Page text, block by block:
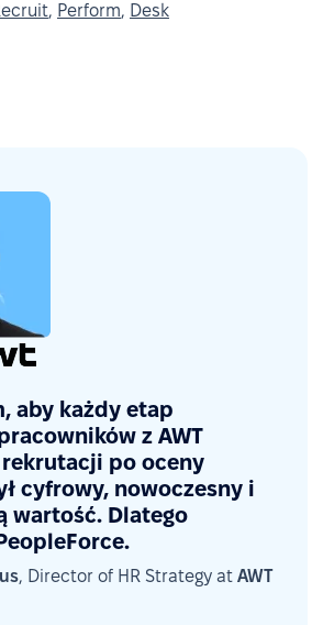
, Perform, Desk
aby każdy etap
z AWT
rekrutacji po oceny
cyfrowy, nowoczesny i
wartość. Dlatego
, Director of HR Strategy at AWT